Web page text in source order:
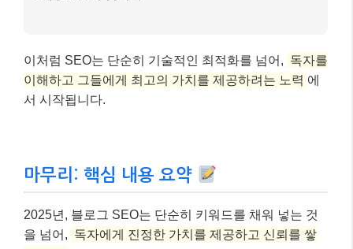
선으로 생각하는 콘텐츠를 만든다면 분명 구글의 사랑
을 받을 수 있을 거예요. 꾸준히 배우고 적용하며 여러
분의 블로그를 성장시켜 나가시길 바랍니다! 더 궁금한
2025 블로그 SEO 성공